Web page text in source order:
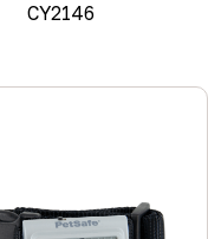
CY2146